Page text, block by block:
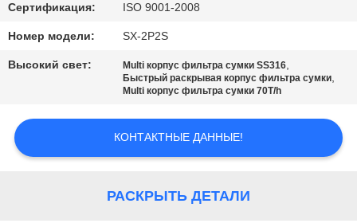
СПРОСИТЕ
ЦИТАТУ
САЙТА
Сертификация: ISO 9001-2008
Номер модели: SX-2P2S
Высокий свет: Multi корпус фильтра сумки SS316,
Быстрый раскрывая корпус фильтра сумки,
Multi корпус фильтра сумки 70T/h
КОНТАКТНЫЕ ДАННЫЕ!
РАСКРЫТЬ ДЕТАЛИ